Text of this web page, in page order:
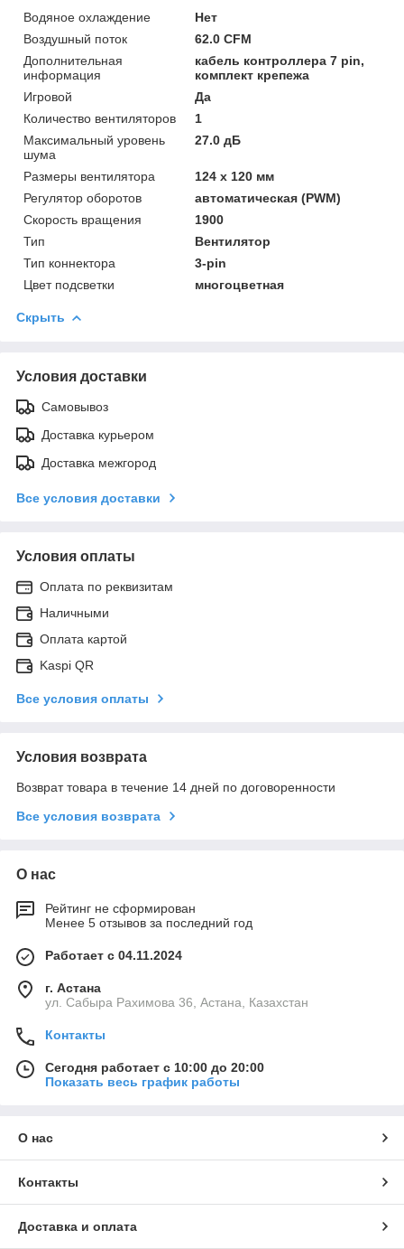
Водяное охлаждение
Нет
Воздушный поток
62.0 CFM
Дополнительная
информация
кабель контроллера 7 pin,
комплект крепежа
Игровой
Да
Количество вентиляторов
1
Максимальный уровень
шума
27.0 дБ
Размеры вентилятора
124 x 120 мм
Регулятор оборотов
автоматическая (PWM)
Скорость вращения
1900
Тип
Вентилятор
Тип коннектора
3-pin
Цвет подсветки
многоцветная
Скрыть
Условия доставки
Самовывоз
Доставка курьером
Доставка межгород
Все условия доставки
Условия оплаты
Оплата по реквизитам
Наличными
Оплата картой
Kaspi QR
Все условия оплаты
Условия возврата
Возврат товара в течение 14 дней по договоренности
Все условия возврата
О нас
Рейтинг не сформирован
Менее 5 отзывов за последний год
Работает с 04.11.2024
г. Астана
ул. Сабыра Рахимова 36, Астана, Казахстан
Контакты
Сегодня работает с 10:00 до 20:00
Показать весь график работы
О нас
Контакты
Доставка и оплата